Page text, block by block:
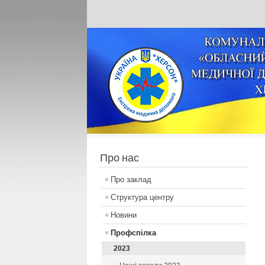
Про нас
Про заклад
Структура центру
Новини
Профспілка
2023